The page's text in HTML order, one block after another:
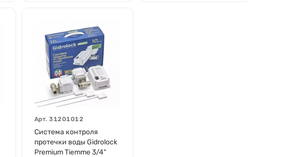
Система контроля
протечки воды Gidrolock
Premium Tiemme 3/4"
Арт. 31201012